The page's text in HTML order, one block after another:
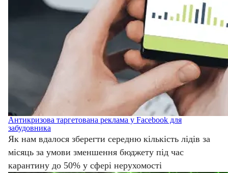
Антикризова таргетована реклама у Facebook для
забудовника
Як нам вдалося зберегти середню кількість лідів за
місяць за умови зменшення бюджету під час
карантину до 50% у сфері нерухомості